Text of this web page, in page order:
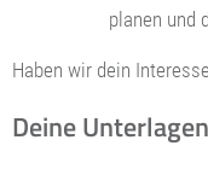
planen und
Haben wir dein
Deine Unterlagen